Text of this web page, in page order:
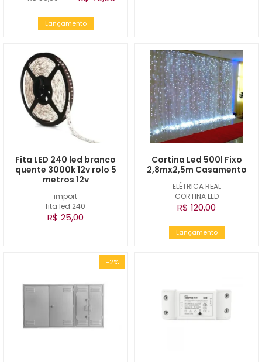
Lançamento
import
fita led 240
Fita LED 240 led branco
quente 3000k 12v rolo 5
metros 12v
R$ 25,00
ELÉTRICA REAL
CORTINA LED
Cortina Led 500l Fixo
2,8mx2,5m Casamento
R$ 120,00
Lançamento
-2%